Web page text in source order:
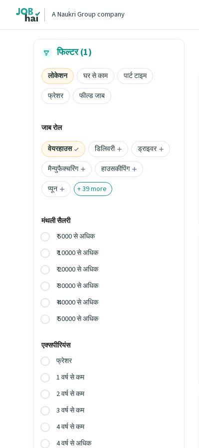
A Naukri Group company
फिल्टर (1)
लोकेशन घर से काम
पार्ट टाइम
फ्रेशर
फील्ड जाब
जाब रोल
वेयरहाउस डिलिवरी
ड्राइवर
मैन्युफैक्चरिंग
हाउसकीपिंग
प्यून
+39more
मंथली सैलरी
₹ 5000 से अधिक
₹ 10000 से अधिक
₹ 20000 से अधिक
₹ 30000 से अधिक
₹ 40000 से अधिक
₹ 50000 से अधिक
एक्सपीरियंस
फ्रेशर
1 वर्ष से कम
2 वर्ष से कम
3 वर्ष से कम
4 वर्ष से कम
4 वर्ष से अधिक